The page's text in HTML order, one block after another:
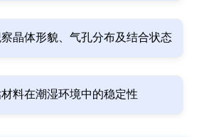
晶体形貌、气孔分布及结合状态
料在潮湿环境中的稳定性